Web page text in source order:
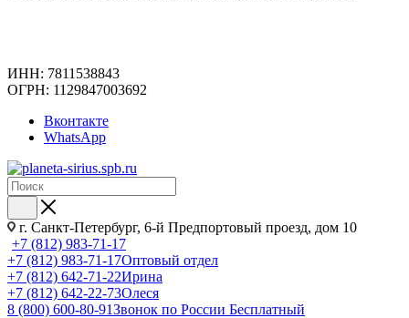
ИНН: 7811538843
ОГРН: 1129847003692
Вконтакте
WhatsApp
г. Санкт-Петербург, 6-й Предпортовый проезд, дом 10
+7 (812) 983-71-17
+7 (812) 983-71-17Оптовый отдел
+7 (812) 642-71-22Ирина
+7 (812) 642-22-73Олеся
8 (800) 600-80-91Звонок по России Бесплатный